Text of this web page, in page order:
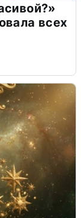
всех